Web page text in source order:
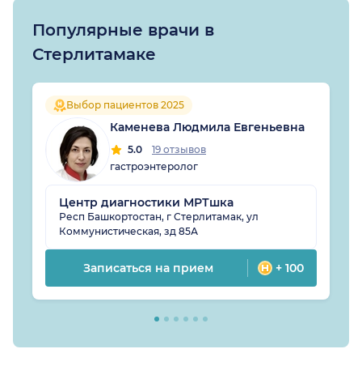
Популярные врачи в
Стерлитамаке
Выбор пациентов 2025
Каменева Людмила Евгеньевна
5.0
19 отзывов
гастроэнтеролог
Центр диагностики МРТшка
Респ Башкортостан, г Стерлитамак, ул
Коммунистическая, зд 85А
Записаться на прием + 100